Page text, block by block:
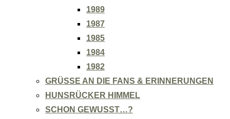
1989
1987
1985
1984
1982
GRÜSSE AN DIE FANS & ERINNERUNGEN
HUNSRÜCKER HIMMEL
SCHON GEWUSST…?